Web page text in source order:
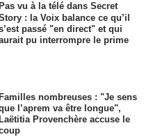
Pas vu à la télé dans Secret
: la Voix balance ce qu’il
passé "en direct" et qui
pu interrompre le prime
Familles nombreuses : "Je sens
l’aprem va être longue",
Laëtitia Provenchère accuse le